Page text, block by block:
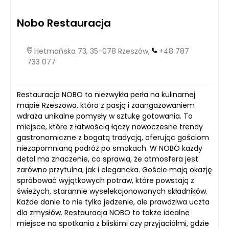
Nobo Restauracja
Hetmańska 73, 35-078 Rzeszów,
+48 787
733 077
Restauracja NOBO to niezwykła perła na kulinarnej
mapie Rzeszowa, która z pasją i zaangażowaniem
wdraża unikalne pomysły w sztukę gotowania. To
miejsce, które z łatwością łączy nowoczesne trendy
gastronomiczne z bogatą tradycją, oferując gościom
niezapomnianą podróż po smakach. W NOBO każdy
detal ma znaczenie, co sprawia, że atmosfera jest
zarówno przytulna, jak i elegancka. Goście mają okazję
spróbować wyjątkowych potraw, które powstają z
świeżych, starannie wyselekcjonowanych składników.
Każde danie to nie tylko jedzenie, ale prawdziwa uczta
dla zmysłów. Restauracja NOBO to także idealne
miejsce na spotkania z bliskimi czy przyjaciółmi, gdzie